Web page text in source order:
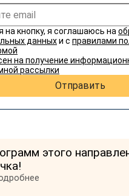
на кнопку, я соглашаюсь на
данныхи с правилами
на получение
рассылки
Отправить
этого